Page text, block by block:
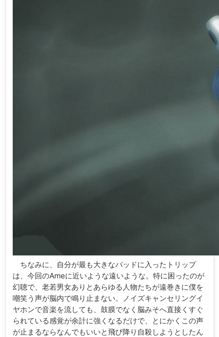
ちなみに、自分が最も大きなバッドに入ったトリップ
は、今回のAmeに近いような遠いような。特に困ったのが
幻聴で、老若男女ありとあらゆる人物たちが遠巻きに僕を
嘲笑う声が脳内で鳴り止まない。ノイズキャンセリングイ
ヤホンで音楽を流しても、鼓膜でなく脳みそへ直接くすぐ
られている感覚が余計に強くなるだけで、とにかくこの声
が止まるならなんでもいいと飛び降り自殺しようとしたん